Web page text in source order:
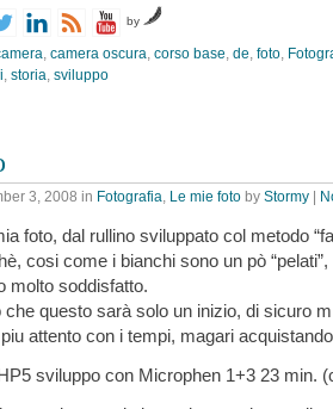
by
, camera oscura, corso base, de, foto,
, storia, sviluppo
3, 2008 in Fotografia, Le mie foto by Stormy
foto, dal rullino sviluppato col metodo
cosi come i bianchi sono un pò
molto soddisfatto.
che questo sarà solo un inizio, di sicuro
attento con i tempi, magari
sviluppo con Microphen 1+3 23 min.